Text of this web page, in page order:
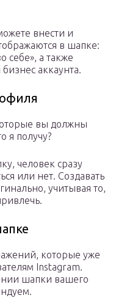
внести и
в шапке:
себе», а также
аккаунта.
вы должны
я получу?
человек сразу
или нет. Создавать
учитывая то,
которые уже
Instagram.
шапки вашего